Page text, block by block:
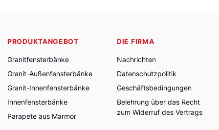
PRODUKTANGEBOT
Granitfensterbänke
Granit-Außenfensterbänke
Granit-Innenfensterbänke
Innenfensterbänke
Parapete aus Marmor
DIE FIRMA
Nachrichten
Datenschutzpolitik
Geschäftsbedingungen
Belehrung über das Recht
zum Widerruf des Vertrags